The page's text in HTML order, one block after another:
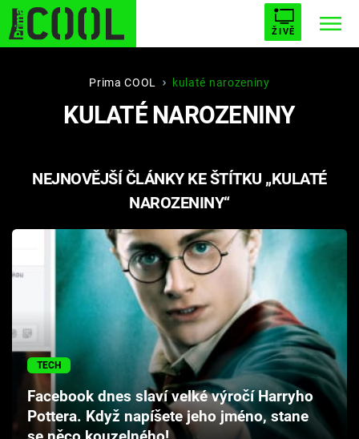
ŽIVĚ
STARHOUSE BUFFY, PŘEMOŽITELKA UPÍRŮ
PLNEJ KOTEL AVENGERS 5
Hry
Cool Esport
Pořady
Prima COOL kulaté narozeniny
KULATÉ NAROZENINY
NEJNOVĚJŠÍ ČLÁNKY KE ŠTÍTKU „KULATÉ
NAROZENINY“
TECH
Facebook dnes slaví velké výročí Harryho
Pottera. Když napíšete jeho jméno, stane